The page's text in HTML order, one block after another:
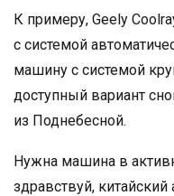
К примеру, Geely
с системой
машину с системой
доступный вариант
из Поднебесной.
Нужна машина в
здравствуй,